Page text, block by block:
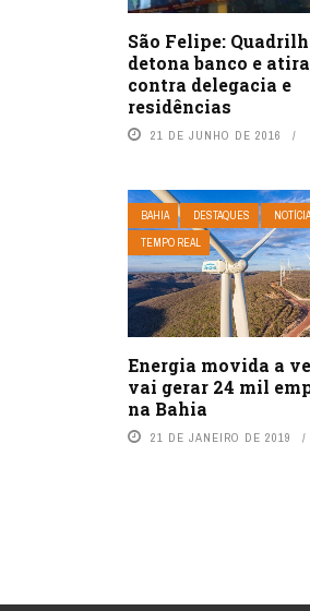
São Felipe:
detona banco e atira
contra delegacia e
residências
21 DE JUNHO DE 2016
BAHIA DESTAQUES
TEMPO REAL
Energia movida a
vai gerar 24 mil
na Bahia
21 DE JANEIRO DE 2019